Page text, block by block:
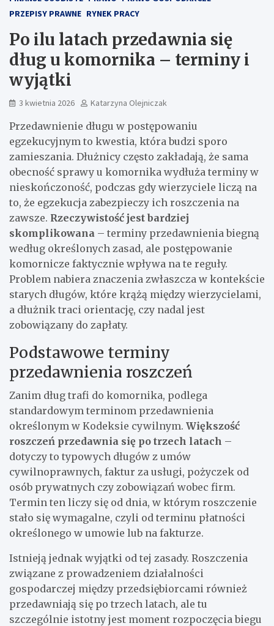
PRZEPISY PRAWNE RYNEK PRACY
Po ilu latach przedawnia się
dług u komornika – terminy i
wyjątki
3 kwietnia 2026 Katarzyna Olejniczak
Przedawnienie długu w postępowaniu
egzekucyjnym to kwestia, która budzi sporo
zamieszania. Dłużnicy często zakładają, że sama
obecność sprawy u komornika wydłuża terminy w
nieskończoność, podczas gdy wierzyciele liczą na
to, że egzekucja zabezpieczy ich roszczenia na
zawsze. Rzeczywistość jest bardziej
skomplikowana – terminy przedawnienia biegną
według określonych zasad, ale postępowanie
komornicze faktycznie wpływa na te reguły.
Problem nabiera znaczenia zwłaszcza w kontekście
starych długów, które krążą między wierzycielami,
a dłużnik traci orientację, czy nadal jest
zobowiązany do zapłaty.
Podstawowe terminy
przedawnienia roszczeń
Zanim dług trafi do komornika, podlega
standardowym terminom przedawnienia
określonym w Kodeksie cywilnym. Większość
roszczeń przedawnia się po trzech latach –
dotyczy to typowych długów z umów
cywilnoprawnych, faktur za usługi, pożyczek od
osób prywatnych czy zobowiązań wobec firm.
Termin ten liczy się od dnia, w którym roszczenie
stało się wymagalne, czyli od terminu płatności
określonego w umowie lub na fakturze.
Istnieją jednak wyjątki od tej zasady. Roszczenia
związane z prowadzeniem działalności
gospodarczej między przedsiębiorcami również
przedawniają się po trzech latach, ale tu
szczególnie istotny jest moment rozpoczęcia biegu